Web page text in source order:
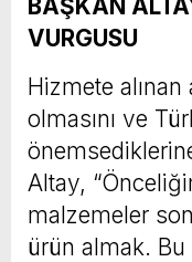
BAŞKAN
VURGUSU
Hizmete alınan
olmasını ve
Altay,
malzemeler
ürün almak.